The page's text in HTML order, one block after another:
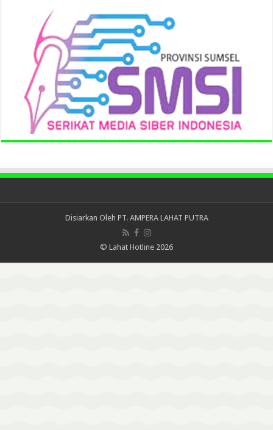
Disiarkan Oleh PT. AMPERA LAHAT PUTRA
© Lahat Hotline 2026